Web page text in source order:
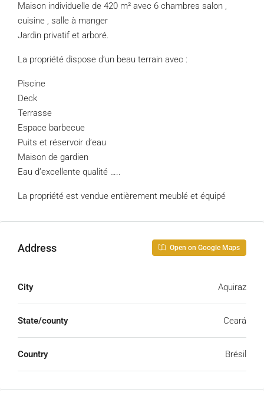
Maison individuelle de 420 m² avec 6 chambres salon ,
cuisine , salle à manger
Jardin privatif et arboré.
La propriété dispose d’un beau terrain avec :
Piscine
Deck
Terrasse
Espace barbecue
Puits et réservoir d’eau
Maison de gardien
Eau d’excellente qualité …..
La propriété est vendue entièrement meublé et équipé
Address Open on Google Maps
City Aquiraz
State/county Ceará
Country Brésil